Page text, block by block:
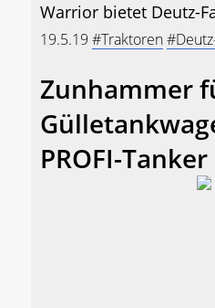
Warrior bietet Deutz-
19.5.19 #Traktoren
Zunhammer
PROFI-Tanker